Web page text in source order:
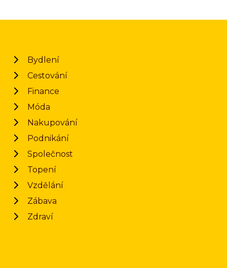
Bydlení
Cestování
Finance
Móda
Nakupování
Podnikání
Společnost
Topení
Vzdělání
Zábava
Zdraví